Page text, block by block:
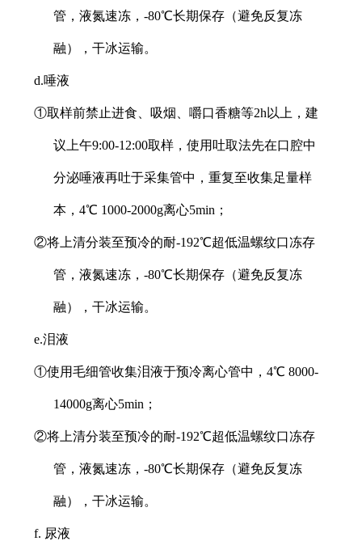
管，液氮速冻，-80℃长期保存（避免反复冻
融），干冰运输。
d.唾液
①取样前禁止进食、吸烟、嚼口香糖等2h以上，建
议上午9:00-12:00取样，使用吐取法先在口腔中
分泌唾液再吐于采集管中，重复至收集足量样
本，4℃ 1000-2000g离心5min；
②将上清分装至预冷的耐-192℃超低温螺纹口冻存
管，液氮速冻，-80℃长期保存（避免反复冻
融），干冰运输。
e.泪液
①使用毛细管收集泪液于预冷离心管中，4℃ 8000-
14000g离心5min；
②将上清分装至预冷的耐-192℃超低温螺纹口冻存
管，液氮速冻，-80℃长期保存（避免反复冻
融），干冰运输。
f. 尿液